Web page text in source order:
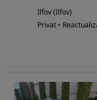
Ilfov (Ilfov)
Privat •